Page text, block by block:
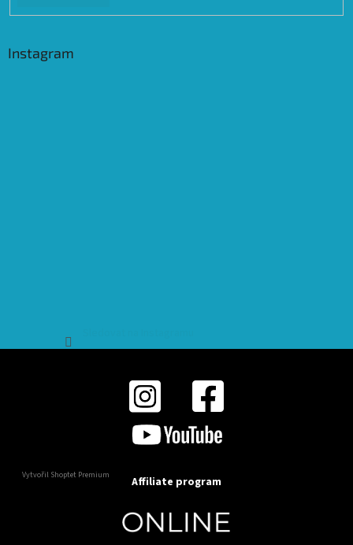
Instagram
Vytvořil Shoptet Premium Affiliate program